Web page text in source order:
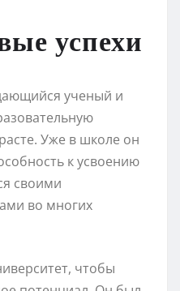
успехи
ученый и
Уже в школе он
к усвоению
своими
во многих
чтобы